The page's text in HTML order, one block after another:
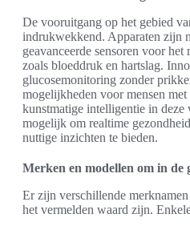
De vooruitgang op het gebied
indrukwekkend. Apparaten zijn
geavanceerde sensoren voor
zoals bloeddruk en hartslag.
glucosemonitoring zonder
mogelijkheden voor mensen
kunstmatige intelligentie in deze
mogelijk om realtime
nuttige inzichten te bieden.
Merken en modellen om in de
Er zijn verschillende
het vermelden waard zijn.